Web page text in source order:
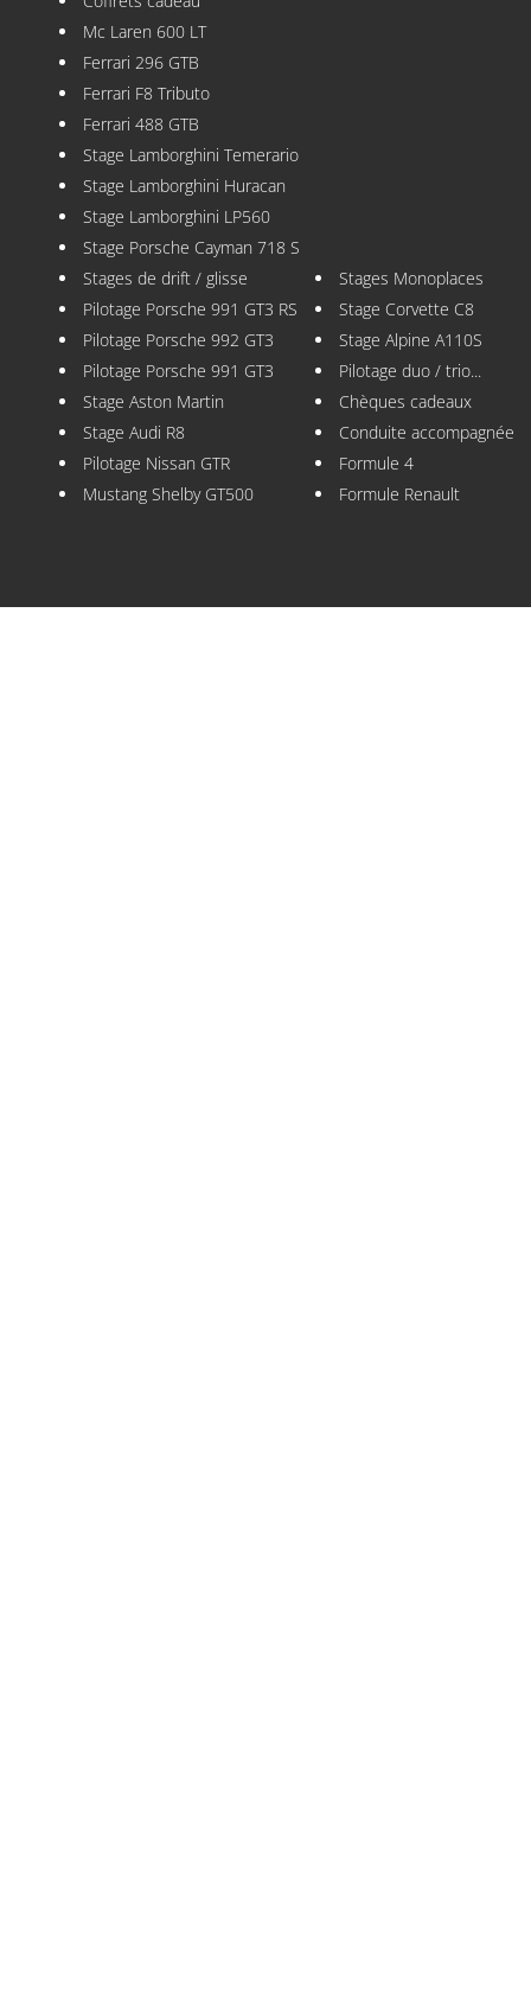
Mc Laren 600 LT
Ferrari 296 GTB
Ferrari F8 Tributo
Ferrari 488 GTB
Stage Lamborghini Temerario
Stage Lamborghini Huracan
Stage Lamborghini LP560
Stage Porsche Cayman 718 S
Stages de drift / glisse
Pilotage Porsche 991 GT3 RS
Pilotage Porsche 992 GT3
Pilotage Porsche 991 GT3
Stage Aston Martin
Stage Audi R8
Pilotage Nissan GTR
Mustang Shelby GT500
Stages Monoplaces
Stage Corvette C8
Stage Alpine A110S
Pilotage duo / trio...
Chèques cadeaux
Conduite accompagnée
Formule 4
Formule Renault